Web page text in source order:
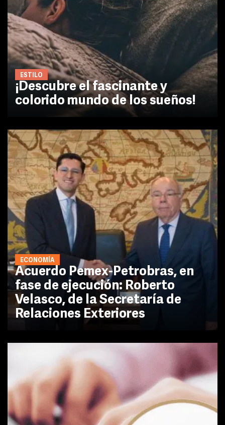
ESTILO
¡Descubre el fascinante y
colorido mundo de los sueños!
ECONOMÍA
Acuerdo Pemex-Petrobras, en
fase de ejecución: Roberto
Velasco, de la Secretaría de
Relaciones Exteriores